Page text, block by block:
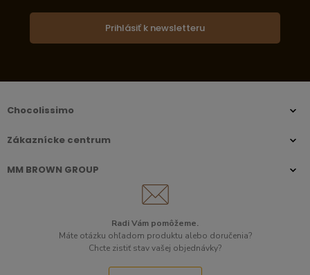
Prihlásiť k newsletteru
Chocolissimo
Zákaznícke centrum
MM BROWN GROUP
Radi Vám pomôžeme.​
Máte otázku ohľadom produktu alebo doručenia?
Chcte zistiť stav vašej objednávky?